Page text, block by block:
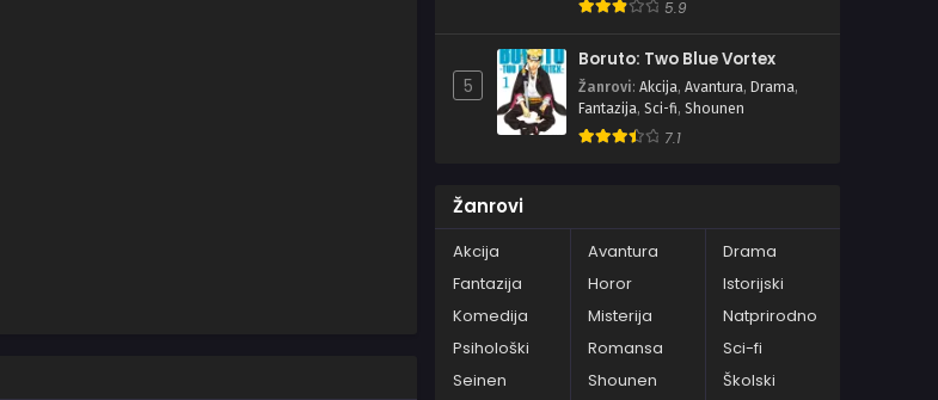
5.9
5
Boruto: Two Blue Vortex
Žanrovi: Akcija, Avantura, Drama,
Fantazija, Sci-fi, Shounen
7.1
Žanrovi
Akcija Avantura
Drama
Fantazija
Horor
Istorijski
Komedija
Misterija
Natprirodno
Psihološki
Romansa
Sci-fi
Seinen
Shounen
Školski